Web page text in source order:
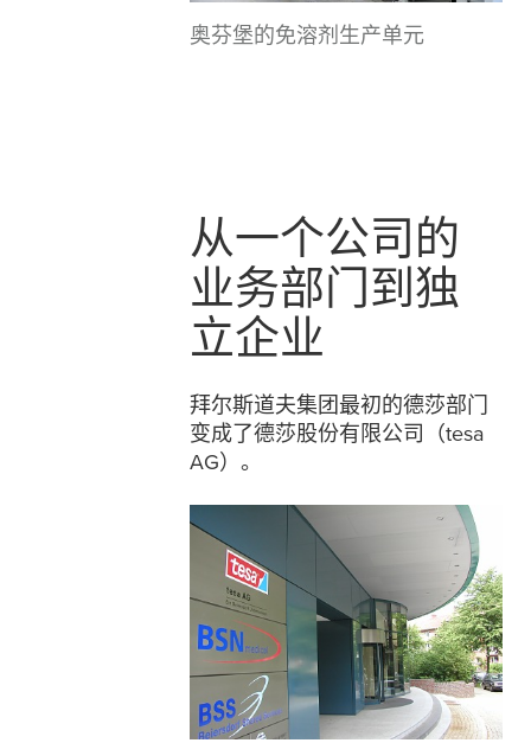
奥芬堡的免溶剂生产单元
从一个公司的
业务部门到独
立企业
拜尔斯道夫集团最初的德莎部门
变成了德莎股份有限公司（tesa
AG）。